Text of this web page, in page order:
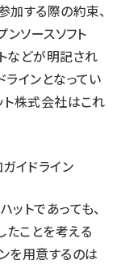
加する際の約束、
ソースソフト
などが明記され
ラインとなってい
ト株式会社はこれ
イドライン
トであっても、
ことを考える
を用意するのは